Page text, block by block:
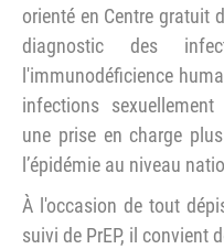
orienté en Centre gratuit
diagnostic des
l'immunodéficience
infections
une prise en charge
l’épidémie au niveau
À l'occasion de tout
suivi de PrEP, il convient